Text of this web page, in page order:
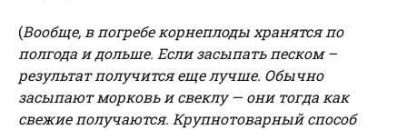
(Вообще, в погребе корнеплоды хранятся по
полгода и дольше. Если засыпать песком –
результат получится еще лучше. Обычно
засыпают морковь и свеклу — они тогда как
свежие получаются. Крупнотоварный способ